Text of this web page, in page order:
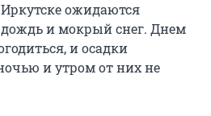
ожидаются
и мокрый снег. Днем
и осадки
и утром от них не